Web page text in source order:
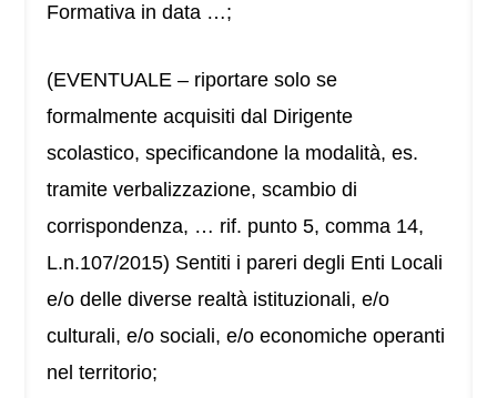
Formativa in data …;
(EVENTUALE – riportare solo se
formalmente acquisiti dal Dirigente
scolastico, specificandone la modalità, es.
tramite verbalizzazione, scambio di
corrispondenza, … rif. punto 5, comma 14,
L.n.107/2015) Sentiti i pareri degli Enti Locali
e/o delle diverse realtà istituzionali, e/o
culturali, e/o sociali, e/o economiche operanti
nel territorio;